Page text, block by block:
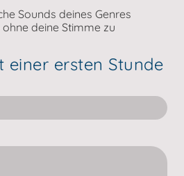
Sounds deines Genres
deine Stimme zu
einer ersten Stunde